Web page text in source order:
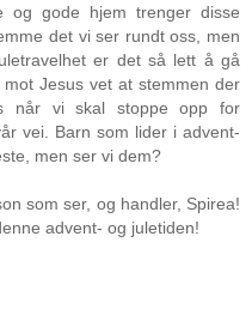
gode hjem trenger disse
det vi ser rundt oss, men
er det så lett å gå
Jesus vet at stemmen der
når vi skal stoppe opp for
vei. Barn som lider i advent-
men ser vi dem?
som ser, og handler, Spirea!
advent- og juletiden!